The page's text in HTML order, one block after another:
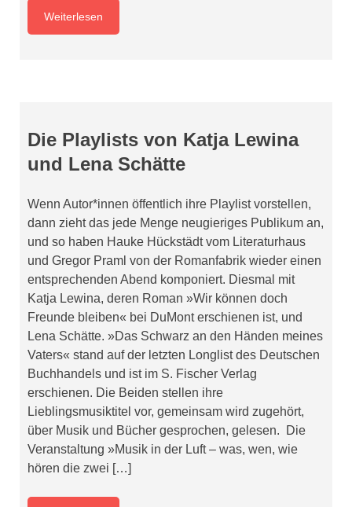
Weiterlesen
Die Playlists von Katja Lewina
und Lena Schätte
Wenn Autor*innen öffentlich ihre Playlist vorstellen,
dann zieht das jede Menge neugieriges Publikum an,
und so haben Hauke Hückstädt vom Literaturhaus
und Gregor Praml von der Romanfabrik wieder einen
entsprechenden Abend komponiert. Diesmal mit
Katja Lewina, deren Roman »Wir können doch
Freunde bleiben« bei DuMont erschienen ist, und
Lena Schätte. »Das Schwarz an den Händen meines
Vaters« stand auf der letzten Longlist des Deutschen
Buchhandels und ist im S. Fischer Verlag
erschienen. Die Beiden stellen ihre
Lieblingsmusiktitel vor, gemeinsam wird zugehört,
über Musik und Bücher gesprochen, gelesen. Die
Veranstaltung »Musik in der Luft – was, wen, wie
hören die zwei […]